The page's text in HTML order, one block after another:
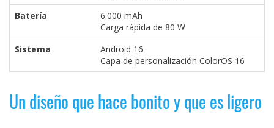
Batería
6.000 mAh
Carga rápida de 80 W
Sistema
Android 16
Capa de personalización ColorOS 16
Un diseño que hace bonito y que es ligero